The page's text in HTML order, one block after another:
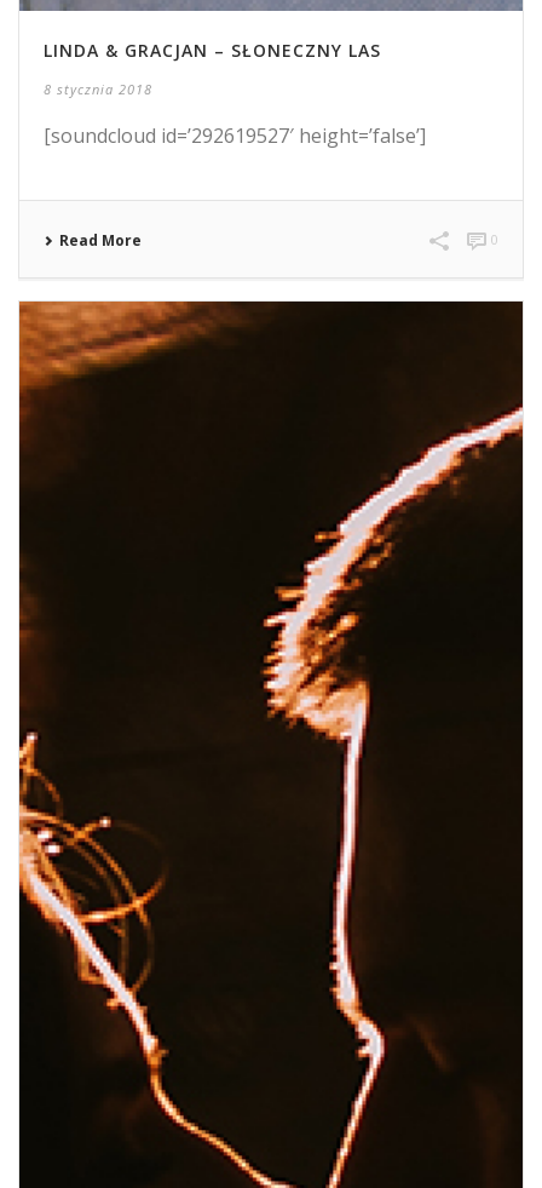
LINDA & GRACJAN – SŁONECZNY LAS
8 stycznia 2018
[soundcloud id=’292619527′ height=’false’]
Read More 0